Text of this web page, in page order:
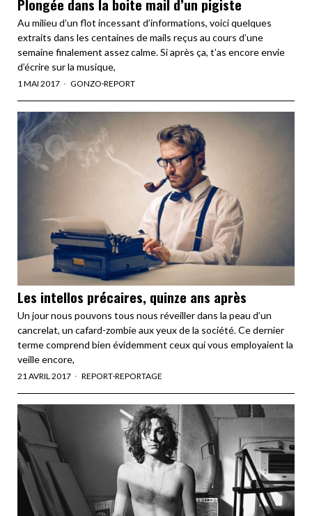
Plongée dans la boite mail d’un pigiste
Au milieu d’un flot incessant d’informations, voici quelques
extraits dans les centaines de mails reçus au cours d’une
semaine finalement assez calme. Si après ça, t’as encore envie
d’écrire sur la musique,
1 MAI 2017 GONZO·REPORT
Les intellos précaires, quinze ans après
Un jour nous pouvons tous nous réveiller dans la peau d’un
cancrelat, un cafard-zombie aux yeux de la société. Ce dernier
terme comprend bien évidemment ceux qui vous employaient la
veille encore,
21 AVRIL 2017 REPORT·REPORTAGE